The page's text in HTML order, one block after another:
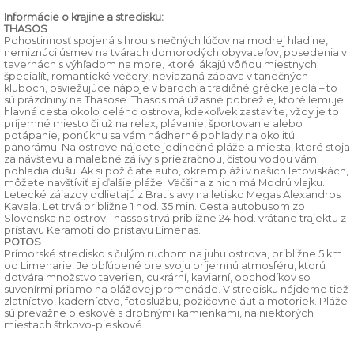
Informácie o krajine a stredisku:
THASOS
Pohostinnosť spojená s hrou slnečných lúčov na modrej hladine,
nemiznúci úsmev na tvárach domorodých obyvateľov, posedenia v
tavernách s výhľadom na more, ktoré lákajú vôňou miestnych
špecialít, romantické večery, neviazaná zábava v tanečných
kluboch, osviežujúce nápoje v baroch a tradičné grécke jedlá – to
sú prázdniny na Thasose. Thasos má úžasné pobrežie, ktoré lemuje
hlavná cesta okolo celého ostrova, kdekoľvek zastavíte, vždy je to
príjemné miesto či už na relax, plávanie, športovanie alebo
potápanie, ponúknu sa vám nádherné pohľady na okolitú
panorámu. Na ostrove nájdete jedinečné pláže a miesta, ktoré stoja
za návštevu a malebné zálivy s priezračnou, čistou vodou vám
pohladia dušu. Ak si požičiate auto, okrem pláží v našich letoviskách,
môžete navštíviť aj ďalšie pláže. Väčšina z nich má Modrú vlajku.
Letecké zájazdy odlietajú z Bratislavy na letisko Megas Alexandros
Kavala. Let trvá približne 1 hod. 35 min. Cesta autobusom zo
Slovenska na ostrov Thassos trvá približne 24 hod. vrátane trajektu z
prístavu Keramoti do prístavu Limenas.
POTOS
Prímorské stredisko s čulým ruchom na juhu ostrova, približne 5 km
od Limenarie. Je obľúbené pre svoju príjemnú atmosféru, ktorú
dotvára množstvo taverien, cukrární, kaviarní, obchodíkov so
suvenírmi priamo na plážovej promenáde. V stredisku nájdeme tiež
zlatníctvo, kaderníctvo, fotoslužbu, požičovne áut a motoriek. Pláže
sú prevažne pieskové s drobnými kamienkami, na niektorých
miestach štrkovo-pieskové.